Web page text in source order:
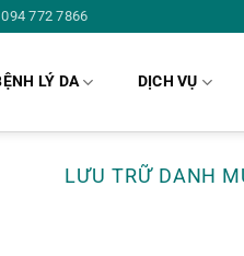
772 7866
LÝ DA DỊCH VỤ
LƯU TRỮ DANH